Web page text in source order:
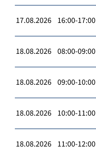
17.08.2026 16:00-17:00
18.08.2026 08:00-09:00
18.08.2026 09:00-10:00
18.08.2026 10:00-11:00
18.08.2026 11:00-12:00